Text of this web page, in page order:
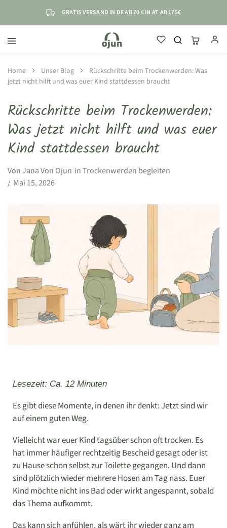
GRATIS VERSAND IN DE AB 70 € IN AT AB 175€
ojun
einfach
selbstständig
Home Unser Blog
Rückschritte beim Trockenwerden: Was
jetzt nicht hilft und was euer Kind stattdessen braucht
Rückschritte beim Trockenwerden:
Was jetzt nicht hilft und was euer
Kind stattdessen braucht
VonJana Von Ojun inTrockenwerden begleiten
Mai 15, 2026
Lesezeit: Ca. 12 Minuten
Es gibt diese Momente, in denen ihr denkt: Jetzt sind wir
auf einem guten Weg.
Vielleicht war euer Kind tagsüber schon oft trocken. Es
hat immer häufiger rechtzeitig Bescheid gesagt oder ist
zu Hause schon selbst zur Toilette gegangen. Und dann
sind plötzlich wieder mehrere Hosen am Tag nass. Euer
Kind möchte nicht ins Bad oder wirkt angespannt, sobald
das Thema aufkommt.
Das kann sich anfühlen, als wärt ihr wieder ganz am